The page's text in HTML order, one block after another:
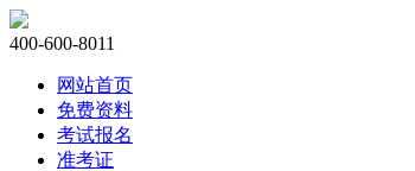
400-600-8011
网站首页
免费资料
考试报名
准考证